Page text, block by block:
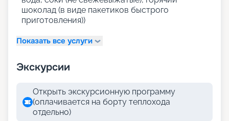
шоколад (в виде пакетиков быстрого
приготовления))
Показать все услуги
Экскурсии
Открыть экскурсионную программу
(оплачивается на борту теплохода
отдельно)